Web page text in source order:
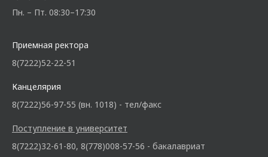
Пн. – Пт. 08:30–17:30
Приемная ректора
8(7222)52-22-51
Канцелярия
8(7222)56-97-55 (вн. 1018) - тел/факс
Поступление в университет
8(7222)32-61-80, 8(778)008-57-56 - бакалавриат